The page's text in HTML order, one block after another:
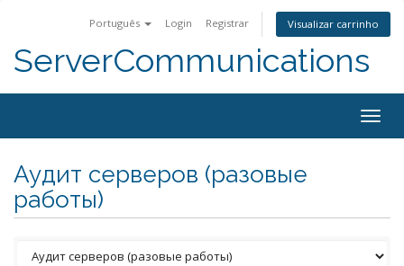
Português Login Registrar Visualizar carrinho
ServerCommunications
Аудит серверов (разовые
работы)